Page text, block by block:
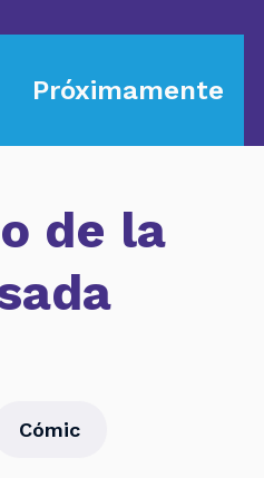
Próximamente
de la
Cómic